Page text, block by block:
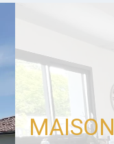
MAISON